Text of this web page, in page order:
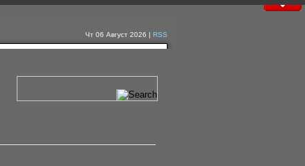
Чт 06 Август 2026 | RSS